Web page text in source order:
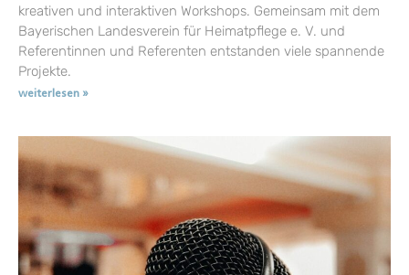
kreativen und interaktiven Workshops. Gemeinsam mit dem
Bayerischen Landesverein für Heimatpflege e. V. und
Referentinnen und Referenten entstanden viele spannende
Projekte.
weiterlesen »